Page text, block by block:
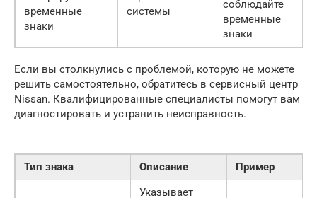
временные
знаки
системы
соблюдайте
временные
знаки
Если вы столкнулись с проблемой, которую не можете
решить самостоятельно, обратитесь в сервисный центр
Nissan. Квалифицированные специалисты помогут вам
диагностировать и устранить неисправность.
Тип знака Описание
Пример
Указывает